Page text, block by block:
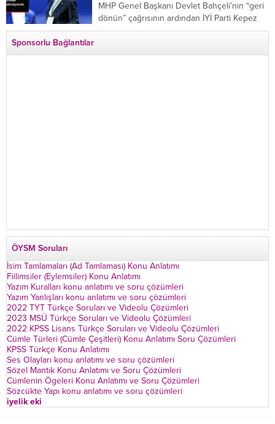
MHP Genel Başkanı Devlet Bahçeli’nin “geri
dönün” çağrısının ardından İYİ Parti Kepez
İlçe Başkan Yardımcısı Özgür Avcı “Evime
Sponsorlu Bağlantılar
ÖYSM Soruları
İsim Tamlamaları (Ad Tamlaması) Konu Anlatımı
Fiilimsiler (Eylemsiler) Konu Anlatımı
Yazım Kuralları konu anlatımı ve soru çözümleri
Yazım Yanlışları konu anlatımı ve soru çözümleri
2022 TYT Türkçe Soruları ve Videolu Çözümleri
2023 MSÜ Türkçe Soruları ve Videolu Çözümleri
2022 KPSS Lisans Türkçe Soruları ve Videolu Çözümleri
Cümle Türleri (Cümle Çeşitleri) Konu Anlatımı Soru Çözümleri
KPSS Türkçe Konu Anlatımı
Ses Olayları konu anlatımı ve soru çözümleri
Sözel Mantık Konu Anlatımı ve Soru Çözümleri
Cümlenin Ögeleri Konu Anlatımı ve Soru Çözümleri
Sözcükte Yapı konu anlatımı ve soru çözümleri
iyelik eki